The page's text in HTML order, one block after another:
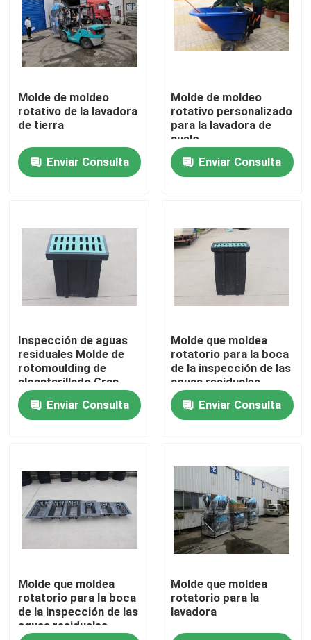
Hogar
Productos
Sobre nosotros
Viaje de la fábrica
Éntrenos en contacto con
Pida una cita
Molde de Rotomoulding
Molde de moldeo
rotativo de la lavadora
de tierra
Enviar Consulta
Molde de moldeo
rotativo personalizado
para la lavadora de
suelo
Enviar Consulta
Inspección de aguas
residuales Molde de
rotomoulding de
alcantarillado Gran
demanda
Enviar Consulta
Molde que moldea
rotatorio para la boca
de la inspección de las
aguas residuales
Enviar Consulta
Molde que moldea
rotatorio para la boca
de la inspección de las
aguas residuales
Molde que moldea
rotatorio para la
lavadora